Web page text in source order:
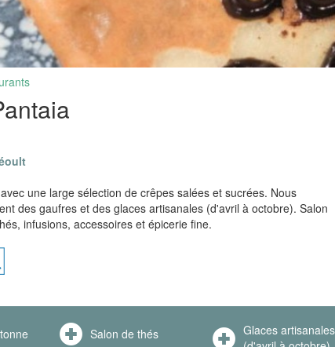
une large sélection de crêpes salées et sucrées. Nous
des gaufres et des glaces artisanales (d'avril à octobre). Salon
infusions, accessoires et épicerie fine.
Salon de thés
Glaces artisanales